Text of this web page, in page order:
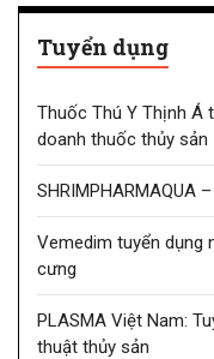
Tuyển dụng
Thuốc Thú Y Thịnh Á
doanh thuốc thủy sản
SHRIMPHARMAQUA
Vemedim tuyển dụng
cưng
PLASMA Việt Nam:
thuật thủy sản